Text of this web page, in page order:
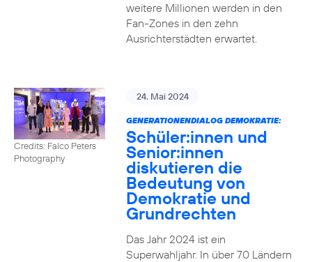
weitere Millionen werden in den
Fan-Zones in den zehn
Ausrichterstädten erwartet.
Credits: Falco Peters
Photography
24. Mai 2024
GENERATIONENDIALOG DEMOKRATIE:
Schüler:innen und
Senior:innen
diskutieren die
Bedeutung von
Demokratie und
Grundrechten
Das Jahr 2024 ist ein
Superwahljahr. In über 70 Ländern